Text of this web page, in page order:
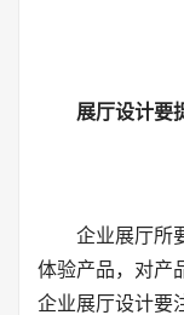
展厅设计要
企业展厅所要
体验产品，对产
企业展厅设计要